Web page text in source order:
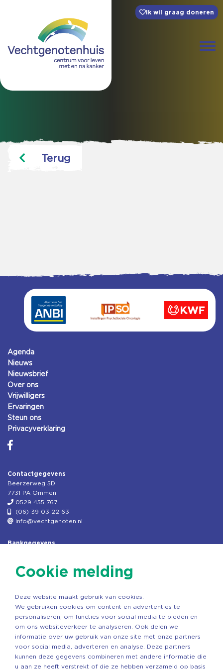
Ik wil graag doneren
Terug
Agenda
Nieuws
Nieuwsbrief
Over ons
Vrijwilligers
Ervaringen
Steun ons
Privacyverklaring
Contactgegevens
Beerzerweg 5D.
7731 PA Ommen
0529 455 767
(06) 39 03 22 63
info@vechtgenoten.nl
Bankgegevens
Rek.nr: NL85RABO0127579230
Copyright ©2026 Vechtgenoten
Cookie melding
Deze website maakt gebruik van cookies.
We gebruiken cookies om content en advertenties te
personaliseren, om functies voor social media te bieden en
om ons websiteverkeer te analyseren. Ook delen we
informatie over uw gebruik van onze site met onze partners
voor social media, adverteren en analyse. Deze partners
kunnen deze gegevens combineren met andere informatie die
u aan ze heeft verstrekt of die ze hebben verzameld op basis